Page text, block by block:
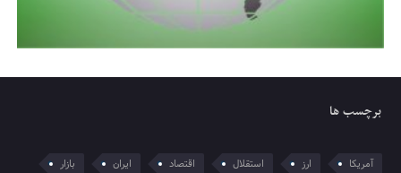
برچسب ها
آمریکا ارز استقلال اقتصاد ایران
بازار